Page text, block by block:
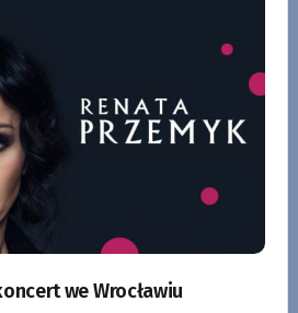
we Wrocławiu